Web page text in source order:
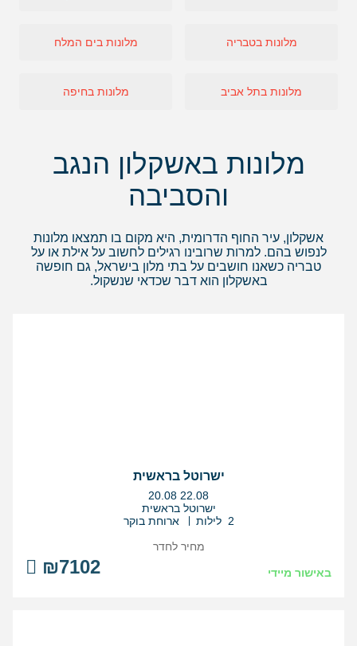
מלונות בטבריה מלונות בים המלח
מלונות בתל אביב מלונות בחיפה
מלונות באשקלון הנגב
והסביבה
אשקלון, עיר החוף הדרומית, היא מקום בו תמצאו מלונות
לנפוש בהם. למרות שרובינו רגילים לחשוב על אילת או על
טבריה כשאנו חושבים על בתי מלון בישראל, גם חופשה
באשקלון הוא דבר שכדאי שנשקול.
ישרוטל בראשית
בין
התאריכים,
20.08 22.08
ישרוטל בראשית
2 לילות
ארוחת בוקר
באישור מיידי ₪7102
מחיר לחדר